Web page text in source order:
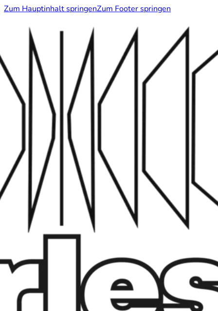
Zum Hauptinhalt springenZum Footer springen